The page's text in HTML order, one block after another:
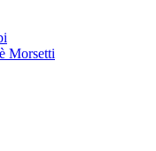
Morsetti